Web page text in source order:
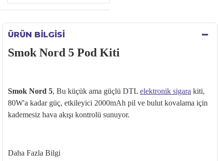
ÜRÜN BILGISI
Smok Nord 5 Pod Kiti
Smok Nord 5, Bu küçük ama güçlü DTL elektronik sigara kiti,
80W'a kadar güç, etkileyici 2000mAh pil ve bulut kovalama için
kademesiz hava akışı kontrolü sunuyor.
Daha Fazla Bilgi